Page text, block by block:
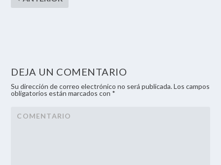
DEJA UN COMENTARIO
Su dirección de correo electrónico no será publicada. Los campos
obligatorios están marcados con *